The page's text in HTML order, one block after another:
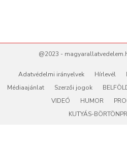
@2023 -
Adatvédelmi irányelvek Hírlevél
Médiaajánlat
Szerzői jogok
VIDEÓ
HUMOR
KUTYÁS-